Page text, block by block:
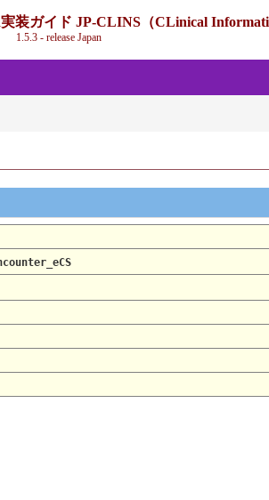
ガイド JP-CLINS（CLinical
1.5.3 - release Japan